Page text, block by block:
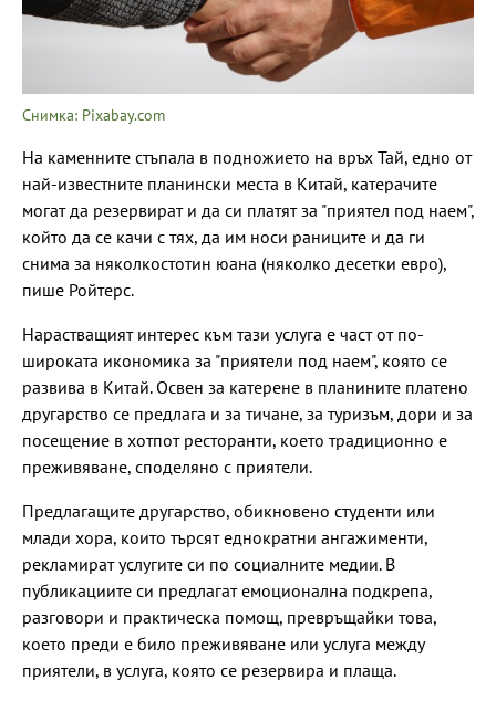
Снимка: Pixabay.com
На каменните стъпала в подножието на връх Тай, едно от
най-известните планински места в Китай, катерачите
могат да резервират и да си платят за "приятел под наем",
който да се качи с тях, да им носи раниците и да ги
снима за няколкостотин юана (няколко десетки евро),
пише Ройтерс.
Нарастващият интерес към тази услуга е част от по-
широката икономика за "приятели под наем", която се
развива в Китай. Освен за катерене в планините платено
другарство се предлага и за тичане, за туризъм, дори и за
посещение в хотпот ресторанти, което традиционно е
преживяване, споделяно с приятели.
Предлагащите другарство, обикновено студенти или
млади хора, които търсят еднократни ангажименти,
рекламират услугите си по социалните медии. В
публикациите си предлагат емоционална подкрепа,
разговори и практическа помощ, превръщайки това,
което преди е било преживяване или услуга между
приятели, в услуга, която се резервира и плаща.